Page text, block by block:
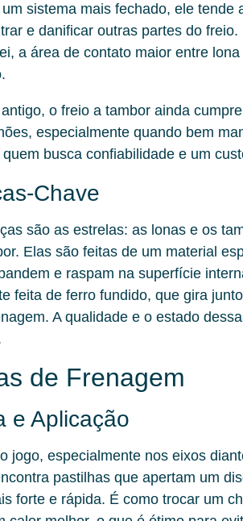
sistema mais fechado, ele tende
e danificar outras partes do freio.
a área de contato maior entre
o freio a tambor ainda
especialmente quando bem
busca confiabilidade e um
Chave
são as estrelas: as lonas e os
Elas são feitas de um material
e raspam na superfície
feita de ferro fundido, que gira
A qualidade e o estado
de Frenagem
e Aplicação
jogo, especialmente nos eixos
pastilhas que apertam um
forte e rápida. É como trocar um